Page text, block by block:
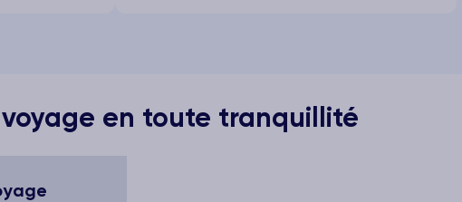
voyage en toute tranquillité